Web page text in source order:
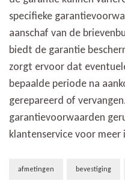
specifieke
aanschaf van de
biedt de garantie
zorgt ervoor dat
bepaalde periode na
gerepareerd of
garantievoorwaarden
klantenservice voor
afmetingen bevestiging
Berichtnavigatie